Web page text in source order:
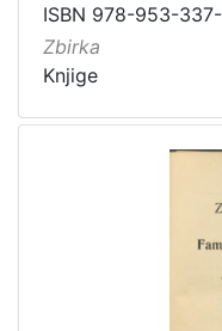
ISBN 978-953-
Zbirka
Knjige